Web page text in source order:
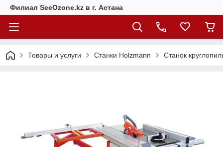
Филиал SeeOzone.kz в г. Астана
Товары и услуги Станки Holzmann Станок